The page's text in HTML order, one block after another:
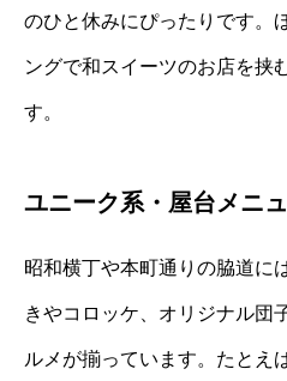
のひと休みにぴったりです。
ングで和スイーツのお店を挟
す。
ユニーク系・屋台メニ
昭和横丁や本町通りの脇道に
きやコロッケ、オリジナル団
ルメが揃っています。たとえ